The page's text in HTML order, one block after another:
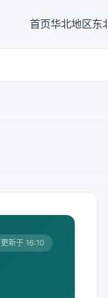
首页华北地区东
更新于 16:10